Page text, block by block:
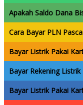
Apakah Saldo Dana
Cara Bayar PLN
Bayar Listrik Pakai
Bayar Rekening
Bayar Listrik Pakai